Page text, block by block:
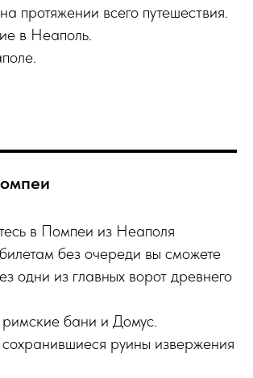
протяжении всего путешествия.
в Неаполь.
в Помпеи из Неаполя
без очереди вы сможете
одни из главных ворот древнего
бани и Домус.
руины извержения